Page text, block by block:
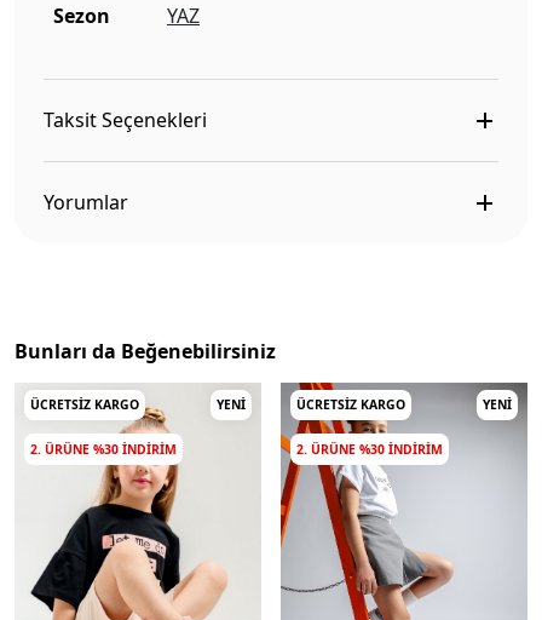
Sezon
YAZ
Taksit Seçenekleri
Yorumlar
Bunları da Beğenebilirsiniz
ÜCRETSIZ KARGO YENI
2. ÜRÜNE %30 INDIRIM
ÜCRETSIZ KARGO YENI
2. ÜRÜNE %30 INDIRIM